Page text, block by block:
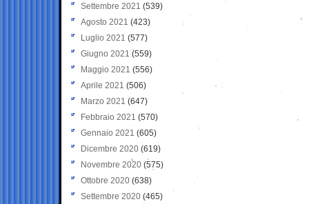
Settembre 2021 (539)
Agosto 2021 (423)
Luglio 2021 (577)
Giugno 2021(559)
Maggio 2021 (556)
Aprile 2021 (506)
Marzo 2021 (647)
Febbraio 2021 (570)
Gennaio 2021 (605)
Dicembre 2020 (619)
Novembre 2020 (575)
Ottobre 2020 (638)
Settembre 2020(465)